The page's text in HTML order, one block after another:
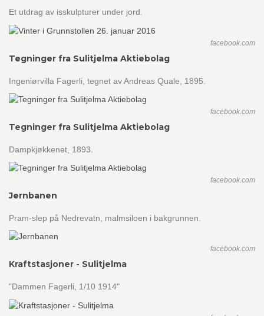
Et utdrag av isskulpturer under jord.
facebook.com
Tegninger fra Sulitjelma Aktiebolag
Ingeniørvilla Fagerli, tegnet av Andreas Quale, 1895.
facebook.com
Tegninger fra Sulitjelma Aktiebolag
Dampkjøkkenet, 1893.
facebook.com
Jernbanen
Pram-slep på Nedrevatn, malmsiloen i bakgrunnen.
facebook.com
Kraftstasjoner - Sulitjelma
"Dammen Fagerli, 1/10 1914"